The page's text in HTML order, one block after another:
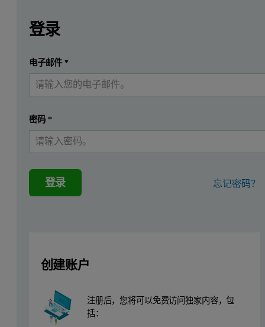
提交 我已经有一个帐户
登录
电子邮件*
密码 *
登录 忘记密码？
创建账户
注册后，您将可以免费访问独家内容，包
括：